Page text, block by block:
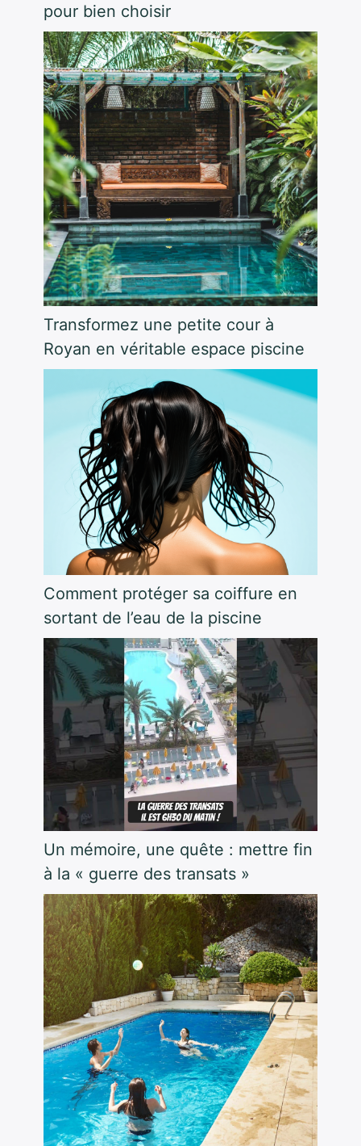
pour bien choisir
Transformez une petite cour à
Royan en véritable espace piscine
Comment protéger sa coiffure en
sortant de l’eau de la piscine
Un mémoire, une quête : mettre fin
à la « guerre des transats »